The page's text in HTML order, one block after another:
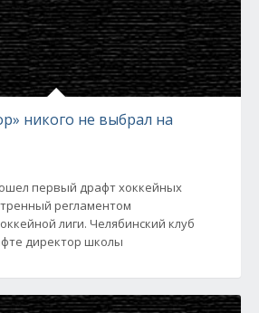
никого не выбрал на
первый драфт хоккейных
регламентом
лиги. Челябинский клуб
директор школы